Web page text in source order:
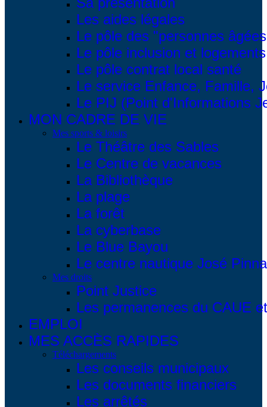
Les aides légales
Le pôle des "personnes
Le pôle inclusion et
Le pôle contrat local santé
Le service Enfance, Famille,
Le PIJ (Point d'Informations
MON CADRE DE VIE
Mes sports & loisirs
Le Théâtre des Sables
Le Centre de vacances
La Bibliothèque
La plage
La forêt
La cyberbase
Le Blue Bayou
Le centre nautique José Pinna
Mes droits
Point Justice
Les permanences du CAUE
EMPLOI
MES ACCÈS RAPIDES
Téléchargements
Les conseils municipaux
Les documents financiers
Les arrêtés